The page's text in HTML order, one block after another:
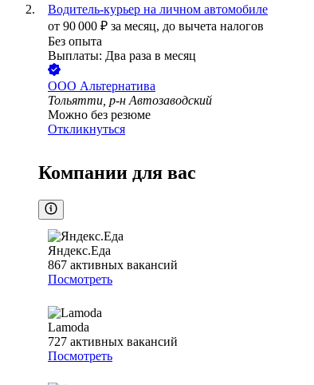
Водитель-курьер на личном автомобиле
от 90 000 ₽ за месяц, до вычета налогов
Без опыта
Выплаты: Два раза в месяц
ООО Альтернатива
Тольятти, р-н Автозаводский
Можно без резюме
Откликнуться
Компании для вас
Яндекс.Еда
867 активных вакансий
Посмотреть
Lamoda
727 активных вакансий
Посмотреть